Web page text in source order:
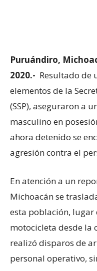
Puruándiro,
2020.- Resultado de
elementos de la
(SSP), aseguraron a
masculino en
ahora detenido se
agresión contra el
En atención a un
Michoacán se
esta población,
motocicleta desde la
realizó disparos de
personal operativo,